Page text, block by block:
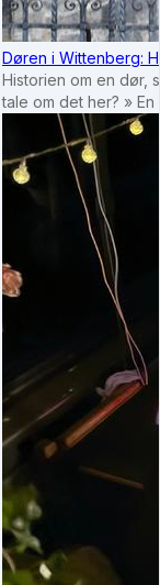
Døren i Wittenberg:
Historien om en dør,
tale om det her? »